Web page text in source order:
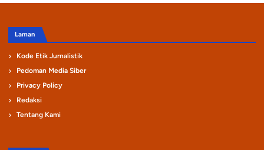
Laman
Kode Etik Jurnalistik
Pedoman Media Siber
Privacy Policy
Redaksi
Tentang Kami